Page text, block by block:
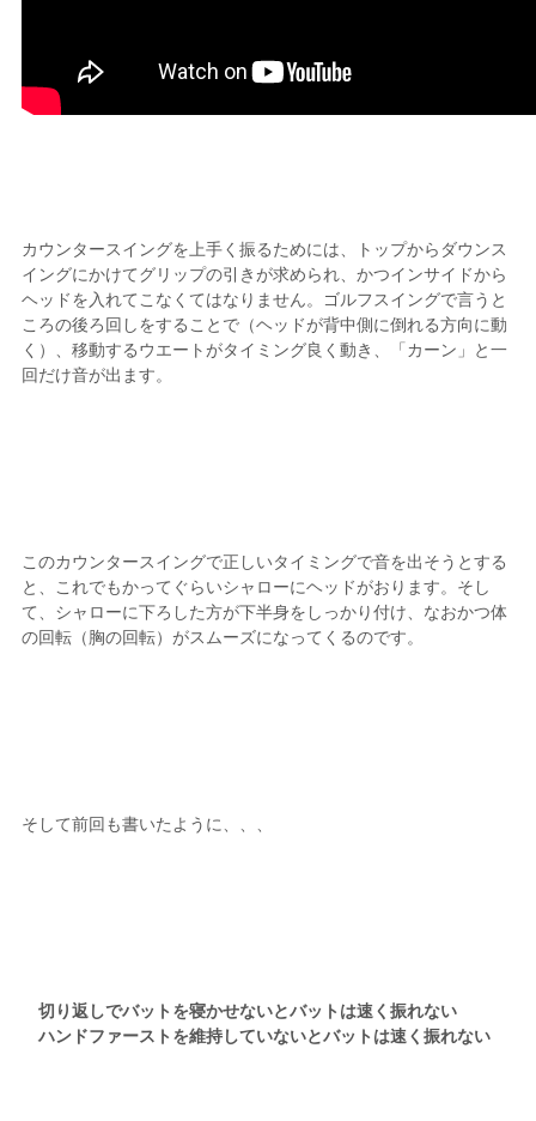
カウンタースイングを上手く振るためには、トップからダウンス
イングにかけてグリップの引きが求められ、かつインサイドから
ヘッドを入れてこなくてはなりません。ゴルフスイングで言うと
ころの後ろ回しをすることで（ヘッドが背中側に倒れる方向に動
く）、移動するウエートがタイミング良く動き、「カーン」と一
回だけ音が出ます。
このカウンタースイングで正しいタイミングで音を出そうとする
と、これでもかってぐらいシャローにヘッドがおります。そし
て、シャローに下ろした方が下半身をしっかり付け、なおかつ体
の回転（胸の回転）がスムーズになってくるのです。
そして前回も書いたように、、、
切り返しでバットを寝かせないとバットは速く振れない
ハンドファーストを維持していないとバットは速く振れない